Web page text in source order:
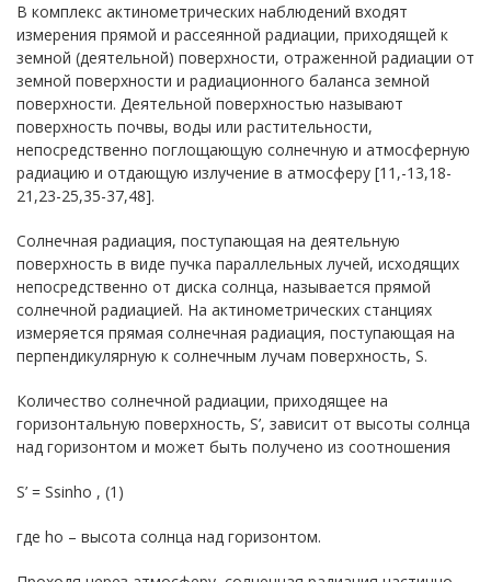
В комплекс актинометрических наблюдений входят
измерения прямой и рассеянной радиации, приходящей к
земной (деятельной) поверхности, отраженной радиации от
земной поверхности и радиационного баланса земной
поверхности. Деятельной поверхностью называют
поверхность почвы, воды или растительности,
непосредственно поглощающую солнечную и атмосферную
радиацию и отдающую излучение в атмосферу [11,-13,18-
21,23-25,35-37,48].
Солнечная радиация, поступающая на деятельную
поверхность в виде пучка параллельных лучей, исходящих
непосредственно от диска солнца, называется прямой
солнечной радиацией. На актинометрических станциях
измеряется прямая солнечная радиация, поступающая на
перпендикулярную к солнечным лучам поверхность, S.
Количество солнечной радиации, приходящее на
горизонтальную поверхность, S’, зависит от высоты солнца
над горизонтом и может быть получено из соотношения
S’ = Ssinho , (1)
где ho – высота солнца над горизонтом.